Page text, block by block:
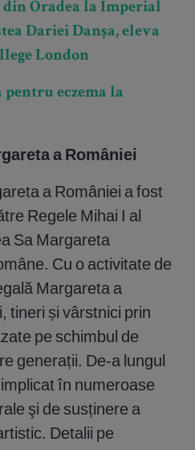
Oradea la Imperial
Dariei Danșa, eleva
London
eczema la
a României
a României a fost
Regele Mihai I al
Sa Margareta
Cu o activitate de
Margareta a
tineri și vârstnici prin
pe schimbul de
generații. De-a lungul
în numeroase
şi de susținere a
Detalii pe